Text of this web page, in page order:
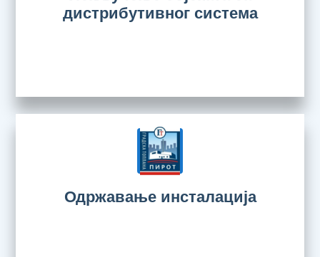
дистрибутивног система
Одржавање инсталација